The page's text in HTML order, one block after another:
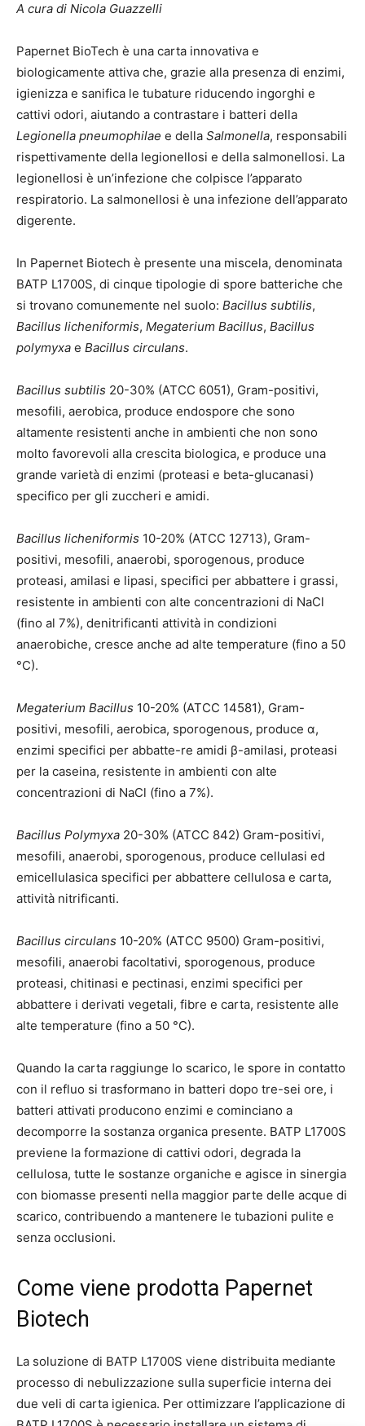
A cura di Nicola Guazzelli
Papernet BioTech è una carta innovativa e
biologicamente attiva che, grazie alla presenza di enzimi,
igienizza e sanifica le tubature riducendo ingorghi e
cattivi odori, aiutando a contrastare i batteri della
Legionella pneumophilae e della Salmonella, responsabili
rispettivamente della legionellosi e della salmonellosi. La
legionellosi è un’infezione che colpisce l’apparato
respiratorio. La salmonellosi è una infezione dell’apparato
digerente.
In Papernet Biotech è presente una miscela, denominata
BATP L1700S, di cinque tipologie di spore batteriche che
si trovano comunemente nel suolo: Bacillus subtilis,
Bacillus licheniformis, Megaterium Bacillus, Bacillus
polymyxa e Bacillus circulans.
Bacillus subtilis 20-30% (ATCC 6051), Gram-positivi,
mesofili, aerobica, produce endospore che sono
altamente resistenti anche in ambienti che non sono
molto favorevoli alla crescita biologica, e produce una
grande varietà di enzimi (proteasi e beta-glucanasi)
specifico per gli zuccheri e amidi.
Bacillus licheniformis 10-20% (ATCC 12713), Gram-
positivi, mesofili, anaerobi, sporogenous, produce
proteasi, amilasi e lipasi, specifici per abbattere i grassi,
resistente in ambienti con alte concentrazioni di NaCl
(fino al 7%), denitrificanti attività in condizioni
anaerobiche, cresce anche ad alte temperature (fino a 50
°C).
Megaterium Bacillus 10-20% (ATCC 14581), Gram-
positivi, mesofili, aerobica, sporogenous, produce α,
enzimi specifici per abbatte-re amidi β-amilasi, proteasi
per la caseina, resistente in ambienti con alte
concentrazioni di NaCl (fino a 7%).
Bacillus Polymyxa 20-30% (ATCC 842) Gram-positivi,
mesofili, anaerobi, sporogenous, produce cellulasi ed
emicellulasica specifici per abbattere cellulosa e carta,
attività nitrificanti.
Bacillus circulans 10-20% (ATCC 9500) Gram-positivi,
mesofili, anaerobi facoltativi, sporogenous, produce
proteasi, chitinasi e pectinasi, enzimi specifici per
abbattere i derivati vegetali, fibre e carta, resistente alle
alte temperature (fino a 50 °C).
Quando la carta raggiunge lo scarico, le spore in contatto
con il refluo si trasformano in batteri dopo tre-sei ore, i
batteri attivati producono enzimi e cominciano a
decomporre la sostanza organica presente. BATP L1700S
previene la formazione di cattivi odori, degrada la
cellulosa, tutte le sostanze organiche e agisce in sinergia
con biomasse presenti nella maggior parte delle acque di
scarico, contribuendo a mantenere le tubazioni pulite e
senza occlusioni.
Come viene prodotta Papernet
Biotech
La soluzione di BATP L1700S viene distribuita mediante
processo di nebulizzazione sulla superficie interna dei
due veli di carta igienica. Per ottimizzare l’applicazione di